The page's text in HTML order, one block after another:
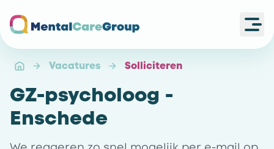
Vacatures Solliciteren
GZ-psycholoog -
Enschede